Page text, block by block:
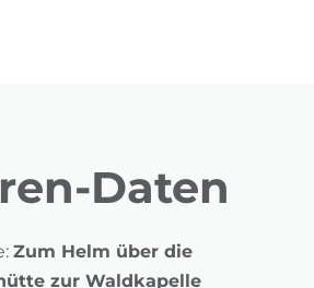
Daten
Zum Helm über die
zur Waldkapelle